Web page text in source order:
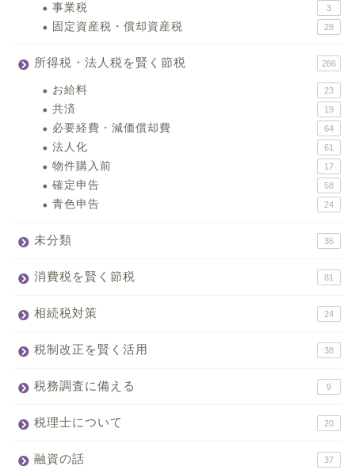
事業税 3
固定資産税・償却資産税 28
所得税・法人税を賢く節税 286
お給料 23
共済 19
必要経費・減価償却費 64
法人化 61
物件購入前 17
確定申告 58
青色申告 24
未分類 36
消費税を賢く節税 81
相続税対策 24
税制改正を賢く活用 38
税務調査に備える 9
税理士について 20
融資の話 37